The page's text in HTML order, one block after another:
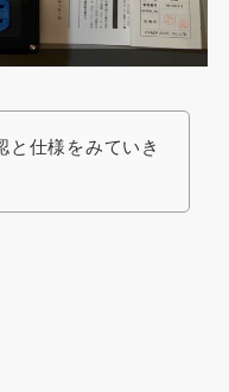
と仕様をみていき